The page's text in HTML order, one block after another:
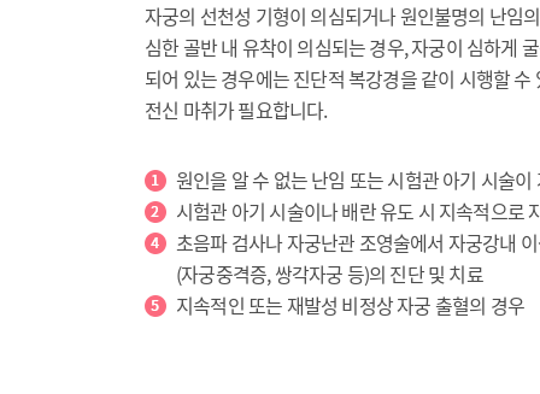
자궁의 선천성 기형이 의심되거나 원인불명의 난임
심한 골반 내 유착이 의심되는 경우, 자궁이 심하게
되어 있는 경우에는 진단적 복강경을 같이 시행할 수
전신 마취가 필요합니다.
원인을 알 수 없는 난임 또는 시험관 아기 시술
시험관 아기 시술이나 배란 유도 시 지속적으로
초음파 검사나 자궁난관 조영술에서 자궁강내
(자궁중격증, 쌍각자궁 등)의 진단 및 치료
지속적인 또는 재발성 비정상 자궁 출혈의 경우